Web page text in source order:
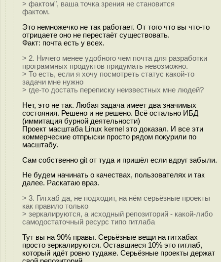
> фактом", ваша точка зрения не становится
фактом.
Это немножечко не так работает. От того что вы что-то
отрицаете оно не перестаёт существовать.
Факт: почта есть у всех.
> 2. Ничего менее удобного чем почта для разработки
программных продуктов придумать невозможно.
> То есть, если я хочу посмотреть статус какой-то
задачи мне нужно
> где-то достать переписку неизвестных мне людей?
Нет, это не так. Любая задача имеет два значимых
состояния. Решено и не решено. Всё остально ИБД
(иммитация бурной деятельности)
Проект масштаба Linux kernel это доказал. И все эти
коммерческие отпрыски просто рядом покурили по
масштабу.
Сам собственно git от туда и пришёл если вдруг забыли.
Не будем начинать о качествах, пользователях и так
далее. Раскатаю враз.
> 3. Гитхаб да, не подходит, на нём серьёзные проекты
как правило только
> зеркалируются, а исходный репозиторий - какой-либо
самодостаточный ресурс типо гитлаба
Тут вы на 90% правы. Серьёзные вещи на гитхабах
просто зеркалируются. Оставшиеся 10% это гитлаб,
который идёт ровно тудаже. Серьёзные проекты держат